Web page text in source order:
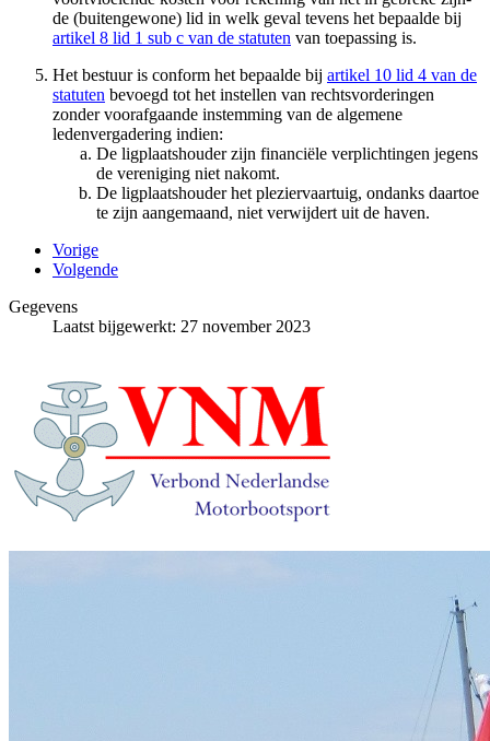
de (buitengewone) lid in welk geval tevens het bepaalde bij
artikel 8 lid 1 sub c van de statuten van toepas­sing is.
Het bestuur is conform het bepaalde bij artikel 10 lid 4 van de
statuten bevoegd tot het instellen van rechtsvorderingen
zonder voorafgaande instemming van de algemene
ledenvergadering indien:
De ligplaatshouder zijn financiële verplichtingen jegens
de vereniging niet nakomt.
De ligplaatshouder het pleziervaartuig, ondanks daartoe
te zijn aangemaand, niet verwijdert uit de haven.
Vorige
Volgende
Gegevens
Laatst bijgewerkt: 27 november 2023